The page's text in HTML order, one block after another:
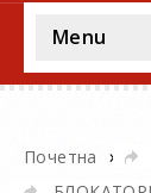
Menu
Почетна »